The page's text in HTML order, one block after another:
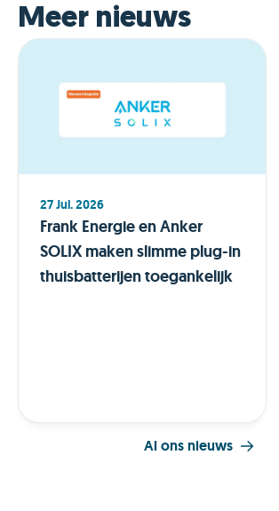
Meer nieuws
27 Jul. 2026
Frank Energie en Anker
SOLIX maken slimme plug-in
thuisbatterijen toegankelijk
Al ons nieuws